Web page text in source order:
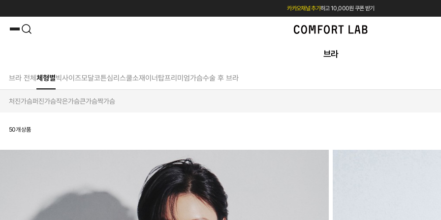
카카오채널 추가하고 10,000원 쿠폰 받기
브라
브라 전체체형별빅사이즈모달코튼심리스쿨소재이너탑프리미엄가슴수술 후 브라
처진가슴퍼진가슴작은가슴큰가슴짝가슴
50개 상품